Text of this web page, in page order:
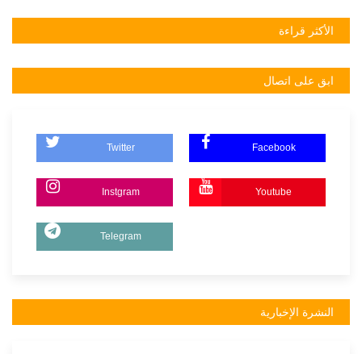
الأكثر قراءة
ابق على اتصال
Twitter Facebook
Instgram Youtube
Telegram
النشرة الإخبارية